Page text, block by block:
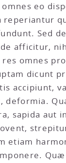
eo
Sed
afficitur,
omnes
dicunt
accipiunt,
sapida aut
etiam